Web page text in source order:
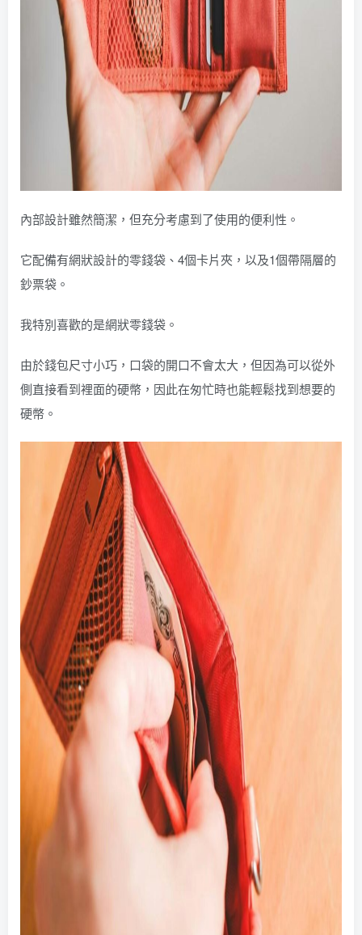
內部設計雖然簡潔，但充分考慮到了使用的便利性。
它配備有網狀設計的零錢袋、4個卡片夾，以及1個帶隔層的
鈔票袋。
我特別喜歡的是網狀零錢袋。
由於錢包尺寸小巧，口袋的開口不會太大，但因為可以從外
側直接看到裡面的硬幣，因此在匆忙時也能輕鬆找到想要的
硬幣。